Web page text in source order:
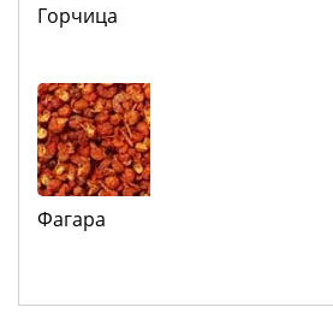
Горчица
Фагара